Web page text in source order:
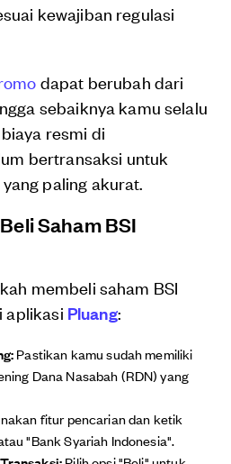
kewajiban regulasi
dapat berubah dari
sebaiknya kamu selalu
resmi di
bertransaksi untuk
paling akurat.
Saham BSI
membeli saham BSI
aplikasi Pluang:
Pastikan kamu sudah memiliki
Dana Nasabah (RDN) yang
fitur pencarian dan ketik
"Bank Syariah Indonesia".